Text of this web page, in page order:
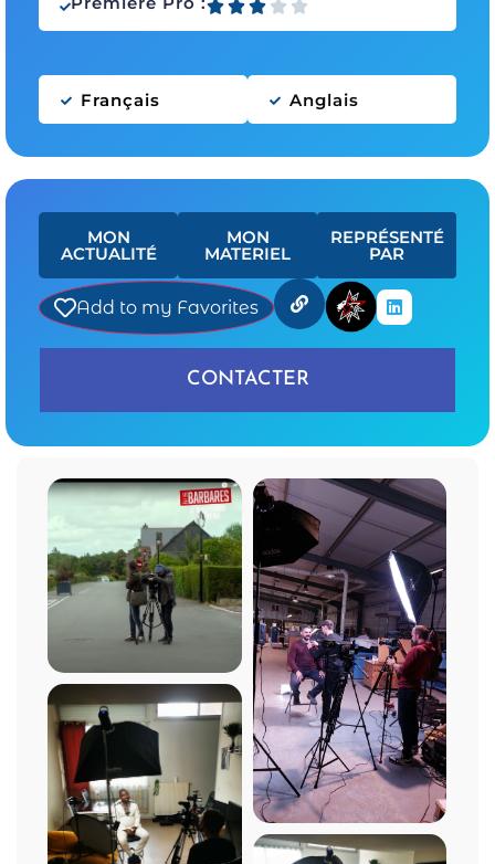
Français Anglais
MON
ACTUALITÉ
MON
MATERIEL
REPRÉSENTÉ
PAR
Add to my Favorites
CONTACTER